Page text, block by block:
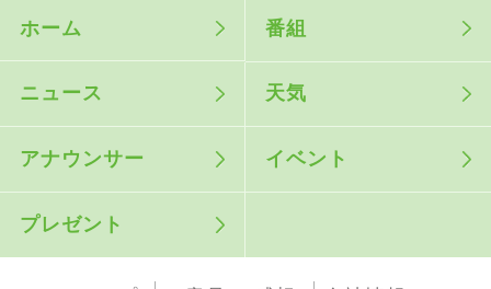
ホーム 番組
ニュース 天気
アナウンサー イベント
プレゼント